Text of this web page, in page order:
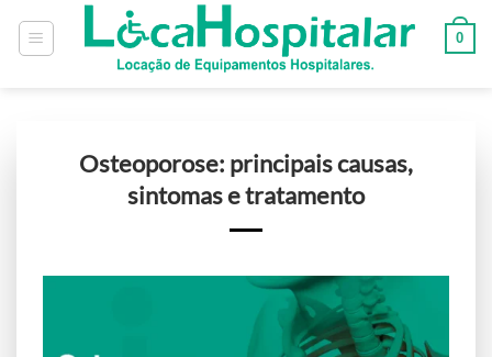
0
Osteoporose: principais causas,
sintomas e tratamento